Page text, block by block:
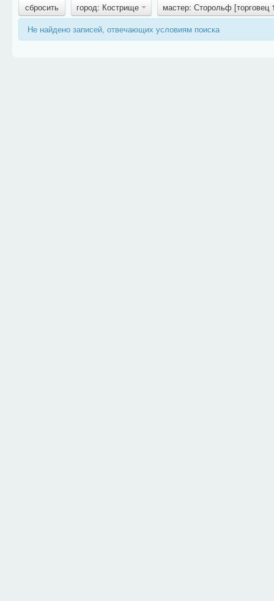
сбросить
город: Кострище
мастер: Сторольф [торговец
Не найдено записей, отвечающих условиям поиска